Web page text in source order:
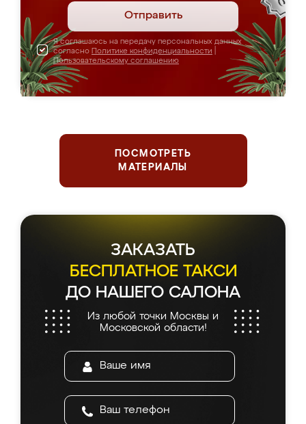
Отправить
Я соглашаюсь на передачу персональных данных
согласно Политике конфиденциальности
Пользовательскому соглашению
ПОСМОТРЕТЬ
МАТЕРИАЛЫ
ЗАКАЗАТЬ
БЕСПЛАТНОЕ ТАКСИ
ДО НАШЕГО САЛОНА
Из любой точки Москвы и
Московской области!